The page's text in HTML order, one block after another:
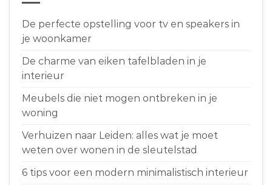
De perfecte opstelling voor tv en speakers in
je woonkamer
De charme van eiken tafelbladen in je
interieur
Meubels die niet mogen ontbreken in je
woning
Verhuizen naar Leiden: alles wat je moet
weten over wonen in de sleutelstad
6 tips voor een modern minimalistisch interieur